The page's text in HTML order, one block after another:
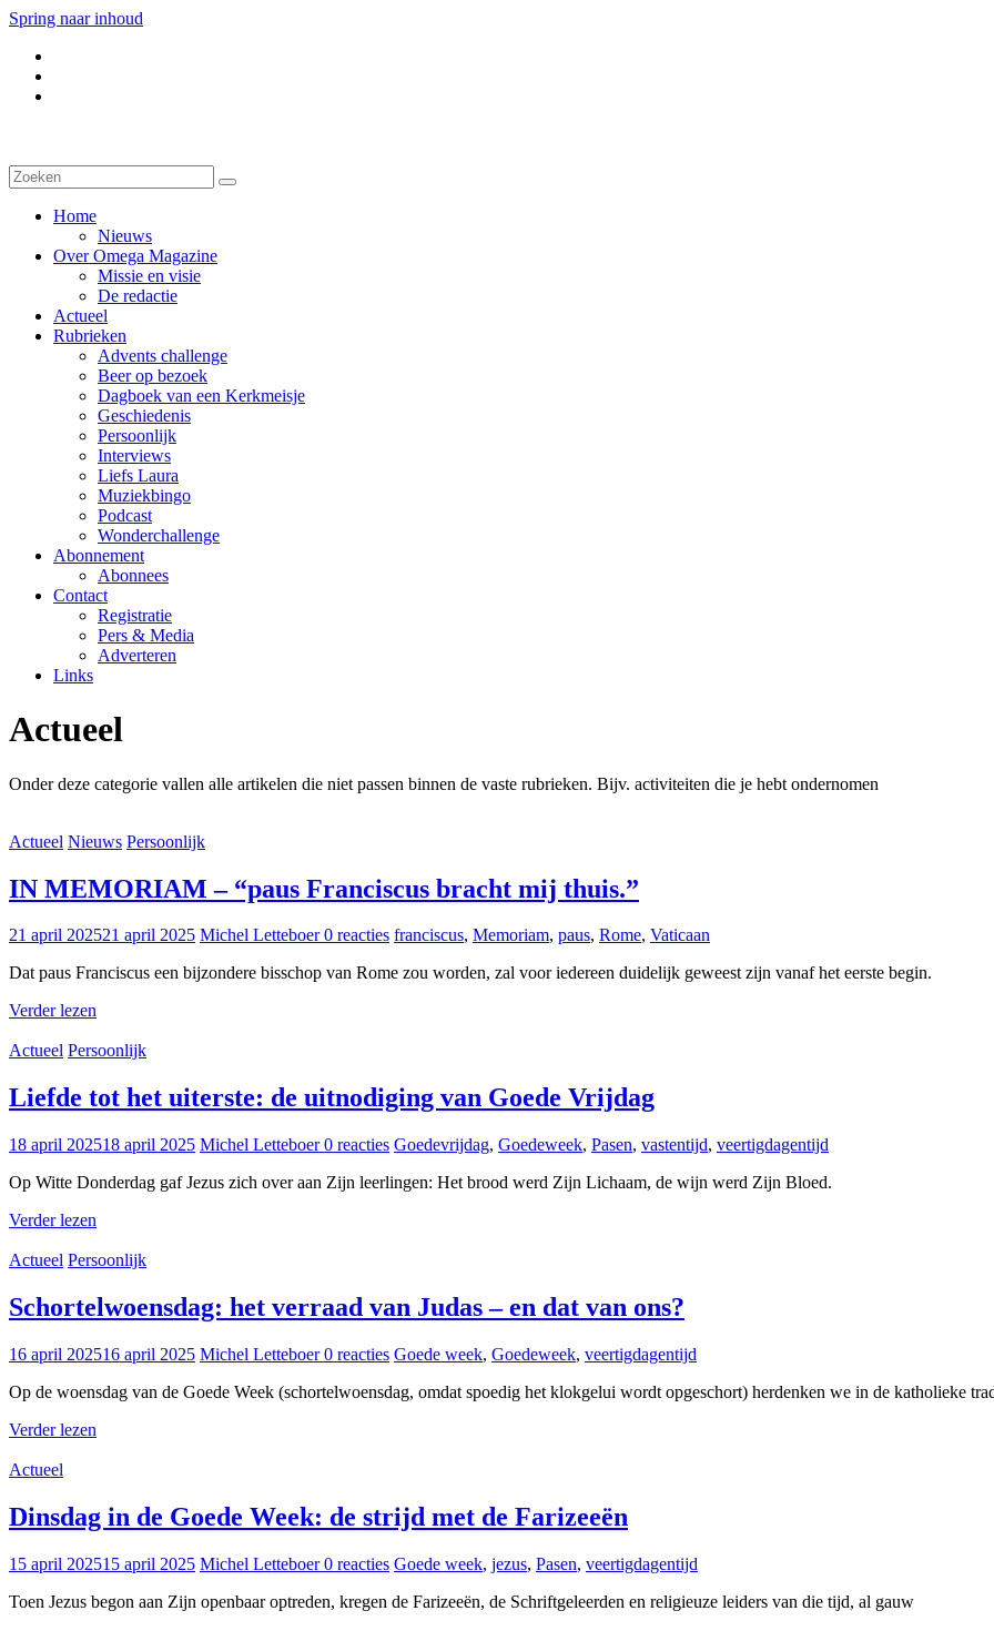
Spring naar inhoud
Home
Nieuws
Over Omega Magazine
Missie en visie
De redactie
Actueel
Rubrieken
Advents challenge
Beer op bezoek
Dagboek van een Kerkmeisje
Geschiedenis
Persoonlijk
Interviews
Liefs Laura
Muziekbingo
Podcast
Wonderchallenge
Abonnement
Abonnees
Contact
Registratie
Pers & Media
Adverteren
Links
Actueel
Onder deze categorie vallen alle artikelen die niet passen binnen de vaste rubrieken. Bijv. activiteiten die je hebt ondernomen
Actueel Nieuws Persoonlijk
IN MEMORIAM – “paus Franciscus bracht mij thuis.”
21 april 202521 april 2025 Michel Letteboer0 reacties franciscus, Memoriam, paus, Rome, Vaticaan
Dat paus Franciscus een bijzondere bisschop van Rome zou worden, zal voor iedereen duidelijk geweest zijn vanaf het eerste begin.
Verder lezen
Actueel Persoonlijk
Liefde tot het uiterste: de uitnodiging van Goede Vrijdag
18 april 202518 april 2025 Michel Letteboer0 reacties Goedevrijdag, Goedeweek, Pasen, vastentijd, veertigdagentijd
Op Witte Donderdag gaf Jezus zich over aan Zijn leerlingen: Het brood werd Zijn Lichaam, de wijn werd Zijn Bloed.
Verder lezen
Actueel Persoonlijk
Schortelwoensdag: het verraad van Judas – en dat van ons?
16 april 202516 april 2025 Michel Letteboer0 reacties Goede week, Goedeweek, veertigdagentijd
Op de woensdag van de Goede Week (schortelwoensdag, omdat spoedig het klokgelui wordt opgeschort) herdenken we in de katholieke
Verder lezen
Actueel
Dinsdag in de Goede Week: de strijd met de Farizeeën
15 april 202515 april 2025 Michel Letteboer0 reacties Goede week, jezus, Pasen, veertigdagentijd
Toen Jezus begon aan Zijn openbaar optreden, kregen de Farizeeën, de Schriftgeleerden en religieuze leiders van die tijd, al gauw